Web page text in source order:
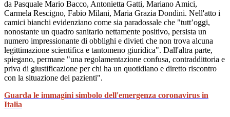
da Pasquale Mario Bacco, Antonietta Gatti, Mariano Amici,
Carmela Rescigno, Fabio Milani, Maria Grazia Dondini. Nell'atto i
camici bianchi evidenziano come sia paradossale che "tutt’oggi,
nonostante un quadro sanitario nettamente positivo, persista un
numero impressionante di obblighi e divieti che non trova alcuna
legittimazione scientifica e tantomeno giuridica". Dall'altra parte,
spiegano, permane "una regolamentazione confusa, contraddittoria e
priva di giustificazione per chi ha un quotidiano e diretto riscontro
con la situazione dei pazienti".
Guarda le immagini simbolo dell'emergenza coronavirus in
Italia